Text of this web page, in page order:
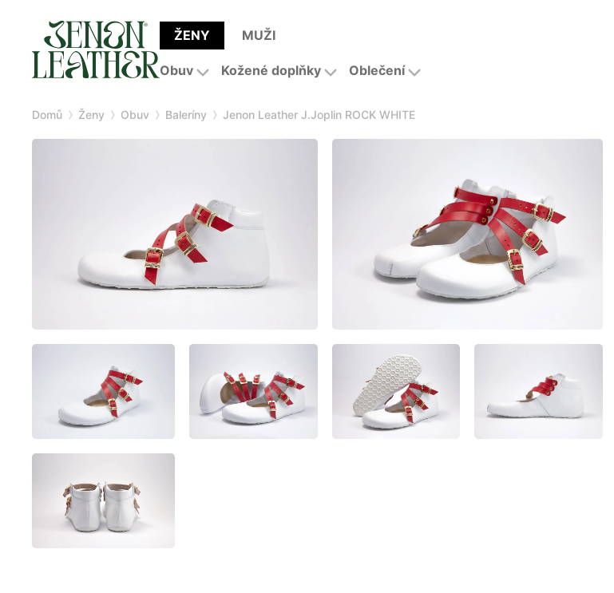
ŽENY
Obuv Kožené doplňky Oblečení
MUŽI
Domů Ženy Obuv Baleríny Jenon Leather J.Joplin ROCK WHITE